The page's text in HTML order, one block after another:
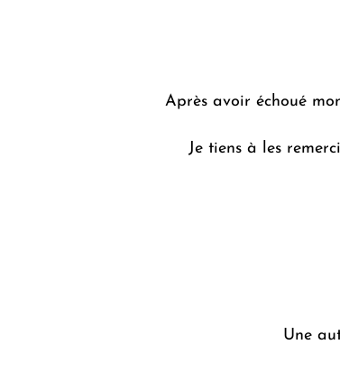
Après avoir échoué
Je tiens à les
Une